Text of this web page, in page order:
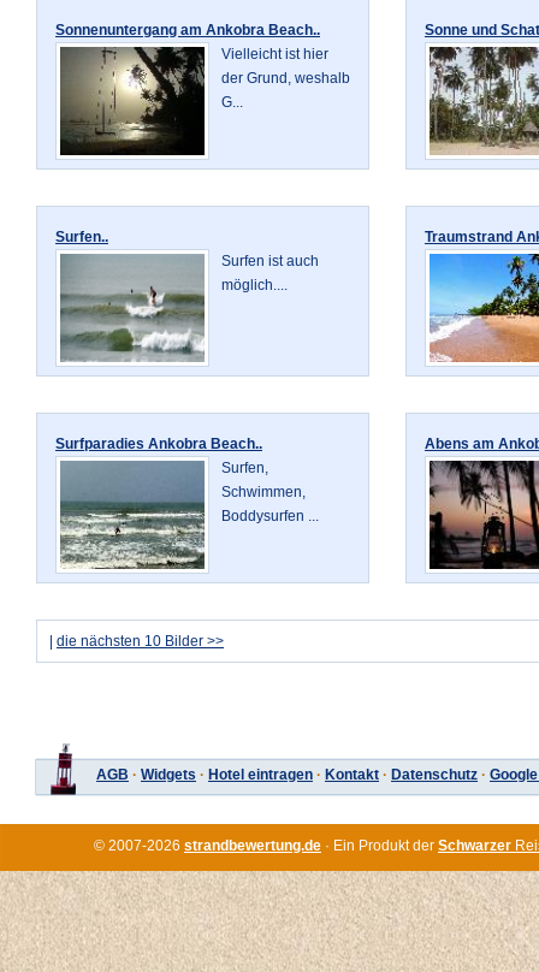
Sonnenuntergang am Ankobra Beach..
Vielleicht ist hier
der Grund, weshalb
G...
Sonne und
Surfen..
Surfen ist auch
möglich....
Traumstrand
Surfparadies Ankobra Beach..
Surfen,
Schwimmen,
Boddysurfen ...
Abens am
die nächsten 10 Bilder >>
AGB · Widgets · Hotel eintragen · Kontakt · Datenschutz ·
© 2007-2026 strandbewertung.de · Ein Produkt der Schwarzer